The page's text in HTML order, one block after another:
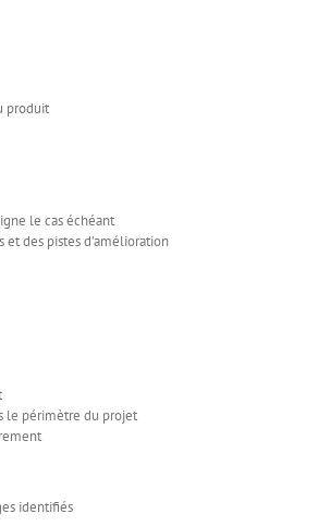
produit
le cas échéant
des pistes d’amélioration
le périmètre du projet
identifiés